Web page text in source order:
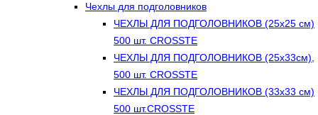
Чехлы для подголовников
ЧЕХЛЫ ДЛЯ ПОДГОЛОВНИКОВ (25х25 см)
500 шт. CROSSTE
ЧЕХЛЫ ДЛЯ ПОДГОЛОВНИКОВ (25х33см),
500 шт. CROSSTE
ЧЕХЛЫ ДЛЯ ПОДГОЛОВНИКОВ (33х33 см)
500 шт.CROSSTE